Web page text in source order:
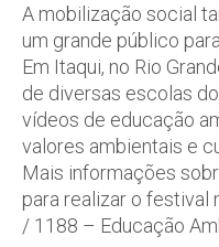
A mobilização social
um grande público
Em Itaqui, no Rio
de diversas escolas
vídeos de educação
valores ambientais e
Mais informações
para realizar o festival
/ 1188 – Educação